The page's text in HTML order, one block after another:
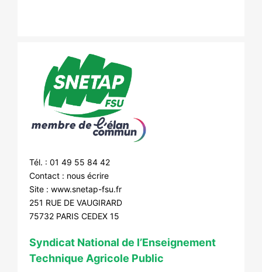
Tél. : 01 49 55 84 42
Contact : nous écrire
Site : www.snetap-fsu.fr
251 RUE DE VAUGIRARD
75732 PARIS CEDEX 15
Syndicat National de l’Enseignement
Technique Agricole Public